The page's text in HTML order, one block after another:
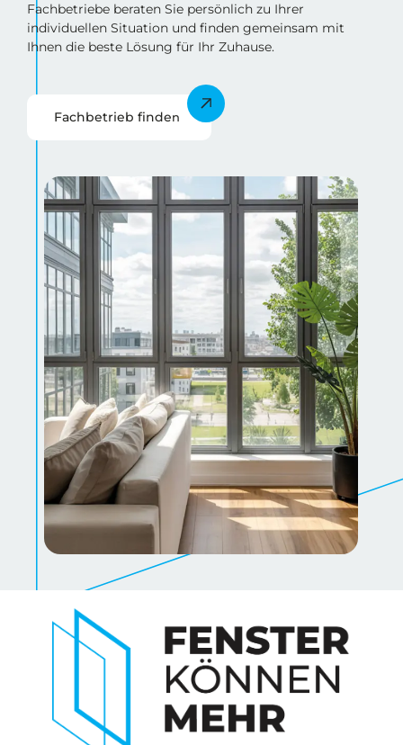
Fachbetriebe beraten Sie persönlich zu Ihrer
individuellen Situation und finden gemeinsam mit
Ihnen die beste Lösung für Ihr Zuhause.
Fachbetrieb finden